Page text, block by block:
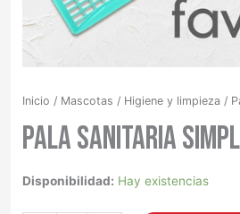
Inicio / Mascotas / Higiene y limpieza /
Pala sanitaria
Disponibilidad: Hay existencias